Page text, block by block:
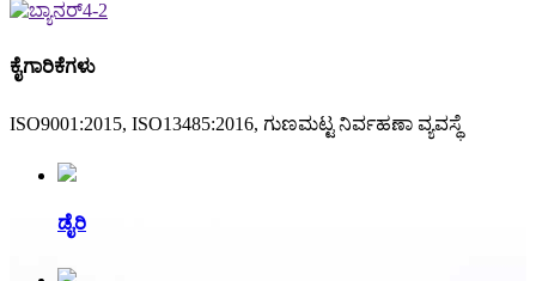
ಕೈಗಾರಿಕೆಗಳು
ISO9001:2015, ISO13485:2016, ಗುಣಮಟ್ಟ ನಿರ್ವಹಣಾ ವ್ಯವಸ್ಥೆ
ಡೈರಿ